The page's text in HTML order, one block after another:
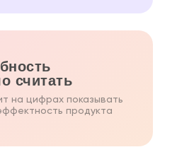
считать
на цифрах показывать
продукта